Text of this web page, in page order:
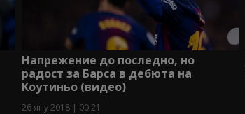
Напрежение до последно, но
радост за Барса в дебюта на
Коутиньо (видео)
26 яну 2018 | 00:21